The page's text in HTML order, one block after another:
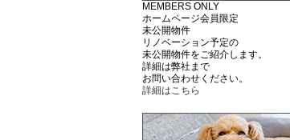
MEMBERS ONLY
ホームページ会員限定
未公開物件
リノベーション予定の
未公開物件をご紹介します。
詳細は弊社まで
お問い合わせください。
詳細はこちら